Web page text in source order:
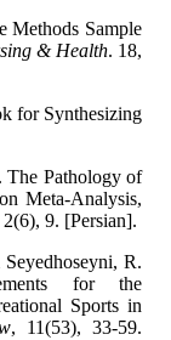
Methods Sample
& Health. 18,
for Synthesizing
The Pathology of
Meta-Analysis,
2(6), 9. [Persian].
R.
for the
Sports in
, 11(53), 33-59.